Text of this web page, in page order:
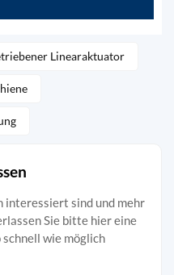
Linearaktuator
interessiert sind und mehr
Sie bitte hier eine
wie möglich